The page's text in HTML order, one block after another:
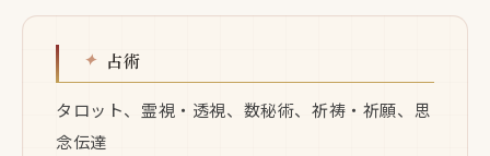
占術
タロット、霊視・透視、数秘術、祈祷・祈願、思
念伝達